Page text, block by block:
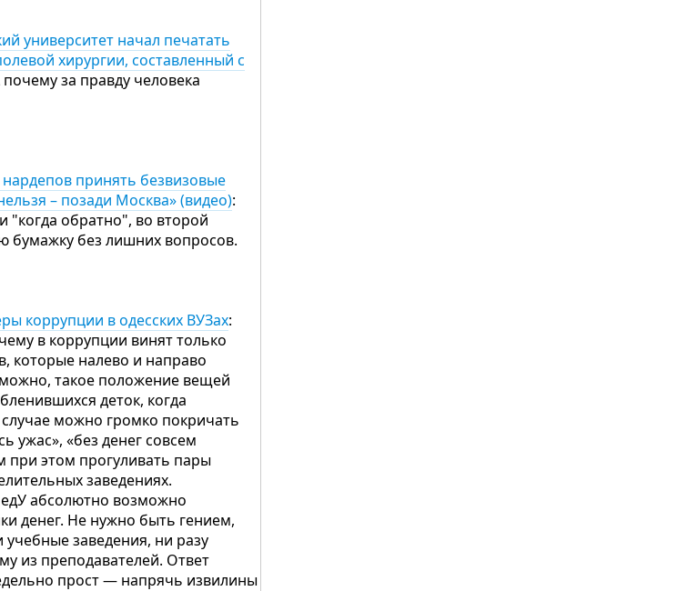
университет начал печатать
хирургии, составленный с
почему за правду человека
принять безвизовые
– позади Москва» (видео):
"когда обратно", во второй
бумажку без лишних вопросов.
коррупции в одесских ВУЗах:
в коррупции винят только
которые налево и направо
такое положение вещей
деток, когда
можно громко покричать
ужас», «без денег совсем
при этом прогуливать пары
заведениях.
абсолютно возможно
денег. Не нужно быть гением,
учебные заведения, ни разу
из преподавателей. Ответ
прост — напрячь извилины